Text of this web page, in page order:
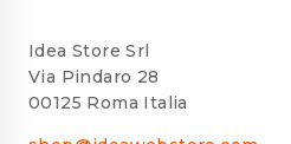
Idea Store Srl
Via Pindaro 28
00125 Roma Italia